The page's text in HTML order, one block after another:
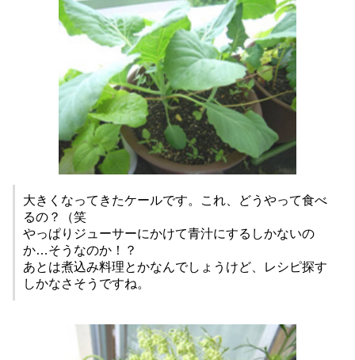
大きくなってきたケールです。これ、どうやって食べ
るの？（笑
やっぱりジューサーにかけて青汁にするしかないの
か…そうなのか！？
あとは煮込み料理とかなんでしょうけど、レシピ探す
しかなさそうですね。